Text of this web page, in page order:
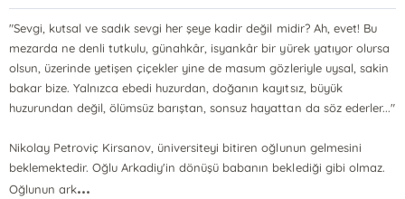
"Sevgi, kutsal ve sadık sevgi her şeye kadir değil midir? Ah, evet! Bu
mezarda ne denli tutkulu, günahkâr, isyankâr bir yürek yatıyor olursa
olsun, üzerinde yetişen çiçekler yine de masum gözleriyle uysal, sakin
bakar bize. Yalnızca ebedi huzurdan, doğanın kayıtsız, büyük
huzurundan değil, ölümsüz barıştan, sonsuz hayattan da söz ederler..."
Nikolay Petroviç Kirsanov, üniversiteyi bitiren oğlunun gelmesini
beklemektedir. Oğlu Arkadiy'in dönüşü babanın beklediği gibi olmaz.
Oğlunun ark...